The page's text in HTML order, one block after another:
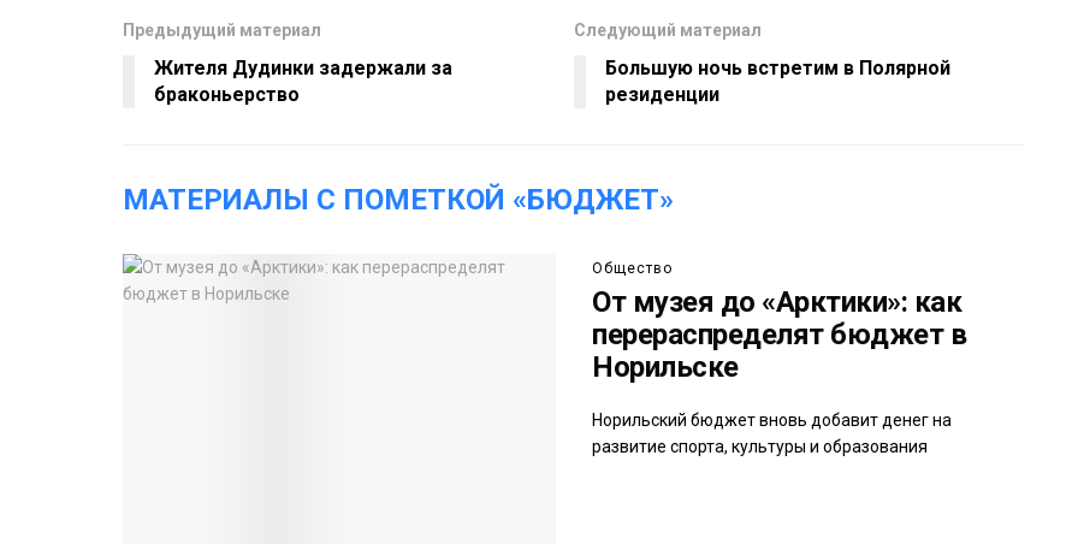
Предыдущий материал
Жителя Дудинки задержали за
браконьерство
Следующий материал
Большую ночь встретим в Полярной
резиденции
МАТЕРИАЛЫ С ПОМЕТКОЙ «БЮДЖЕТ»
Общество
От музея до «Арктики»: как
перераспределят бюджет в
Норильске
Норильский бюджет вновь добавит денег на
развитие спорта, культуры и образования